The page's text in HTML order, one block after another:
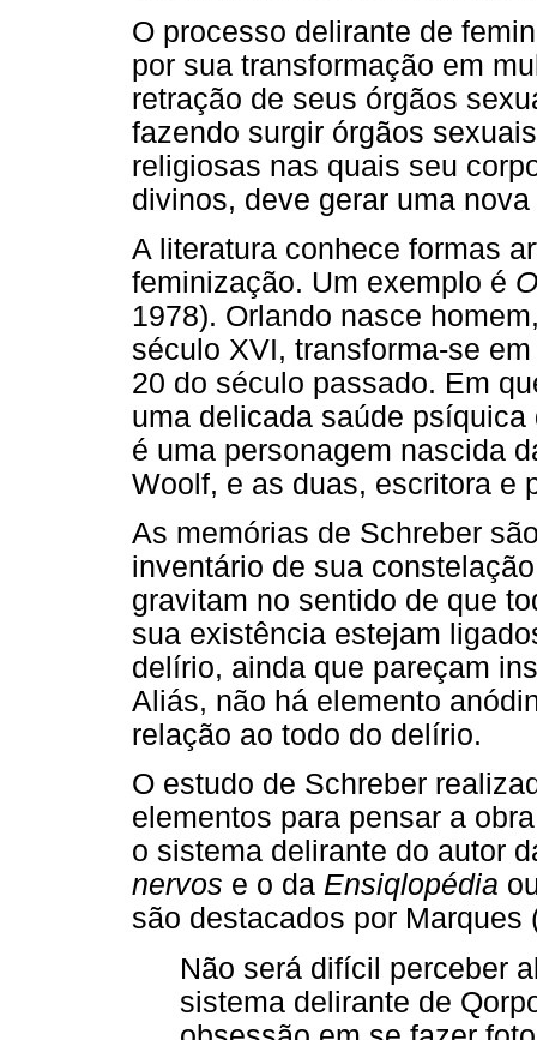
O processo delirante de
por sua transformação em
retração de seus órgãos
fazendo surgir órgãos
religiosas nas quais seu
divinos, deve gerar uma
A literatura conhece formas
feminização. Um exemplo é
1978). Orlando nasce
século XVI, transforma-se
20 do século passado. Em
uma delicada saúde
é uma personagem nascida
Woolf, e as duas, escritora e
As memórias de Schreber
inventário de sua
gravitam no sentido de que
sua existência estejam
delírio, ainda que pareçam
Aliás, não há elemento
relação ao todo do delírio.
O estudo de Schreber
elementos para pensar a
o sistema delirante do autor
nervos e o da Ensiqlopédia
são destacados por Marques
Não será difícil perceber
sistema delirante de